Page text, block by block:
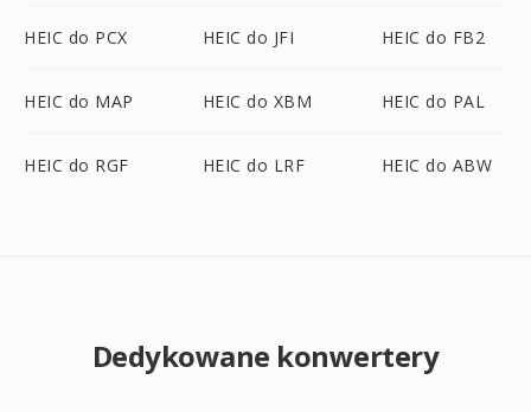
HEIC do PCX HEIC do JFI HEIC do FB2
HEIC do MAP HEIC do XBM HEIC do PAL
HEIC do RGF HEIC do LRF HEIC do ABW
Dedykowane konwertery